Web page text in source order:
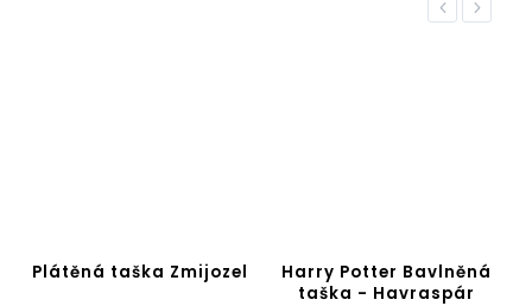
Previous
Plátěná taška Zmijozel
Harry Potter Bavlněná
taška - Havraspár
Next